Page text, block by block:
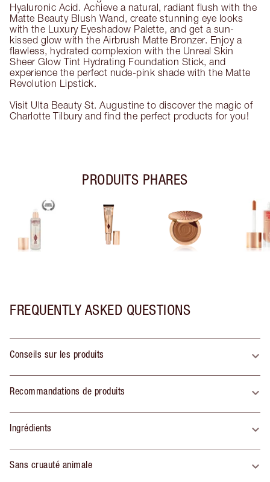
Hyaluronic Acid. Achieve a natural, radiant flush with the
Matte Beauty Blush Wand, create stunning eye looks
with the Luxury Eyeshadow Palette, and get a sun-
kissed glow with the Airbrush Matte Bronzer. Enjoy a
flawless, hydrated complexion with the Unreal Skin
Sheer Glow Tint Hydrating Foundation Stick, and
experience the perfect nude-pink shade with the Matte
Revolution Lipstick.
Visit Ulta Beauty St. Augustine to discover the magic of
Charlotte Tilbury and find the perfect products for you!
PRODUITS PHARES
FREQUENTLY ASKED QUESTIONS
Conseils sur les produits
Recommandations de produits
Ingrédients
Sans cruauté animale